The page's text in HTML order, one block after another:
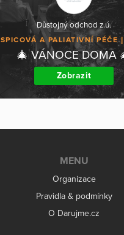
Důstojný odchod z.ú.
A PALIATIVNÍ PÉČE
🎄 VÁNOCE DOMA
Zobrazit
MENU
Organizace
Pravidla & podmínky
O Darujme.cz